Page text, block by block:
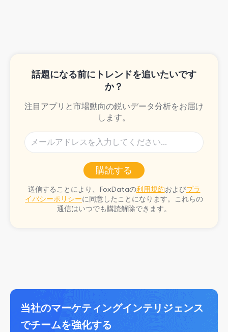
話題になる前にトレンドを追いたいです
か？
注目アプリと市場動向の鋭いデータ分析をお届け
します。
購読する
送信することにより、FoxDataの利用規約およびプラ
イバシーポリシーに同意したことになります。これらの
通信はいつでも購読解除できます。
当社のマーケティングインテリジェンス
でチームを強化する